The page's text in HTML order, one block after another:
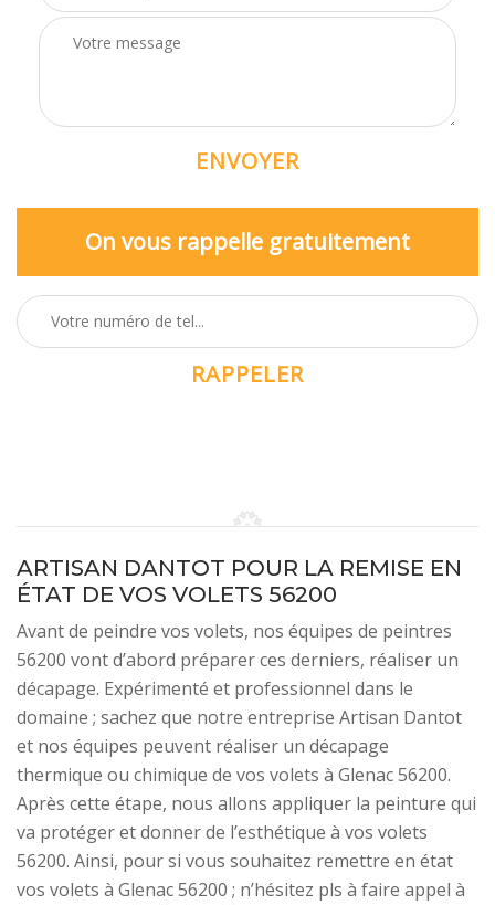
On vous rappelle gratuitement
ARTISAN DANTOT POUR LA REMISE EN
ÉTAT DE VOS VOLETS 56200
Avant de peindre vos volets, nos équipes de peintres
56200 vont d’abord préparer ces derniers, réaliser un
décapage. Expérimenté et professionnel dans le
domaine ; sachez que notre entreprise Artisan Dantot
et nos équipes peuvent réaliser un décapage
thermique ou chimique de vos volets à Glenac 56200.
Après cette étape, nous allons appliquer la peinture qui
va protéger et donner de l’esthétique à vos volets
56200. Ainsi, pour si vous souhaitez remettre en état
vos volets à Glenac 56200 ; n’hésitez pls à faire appel à